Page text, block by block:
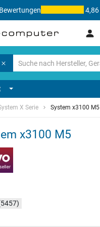
4,86
X Serie System x3100 M5
x3100 M5